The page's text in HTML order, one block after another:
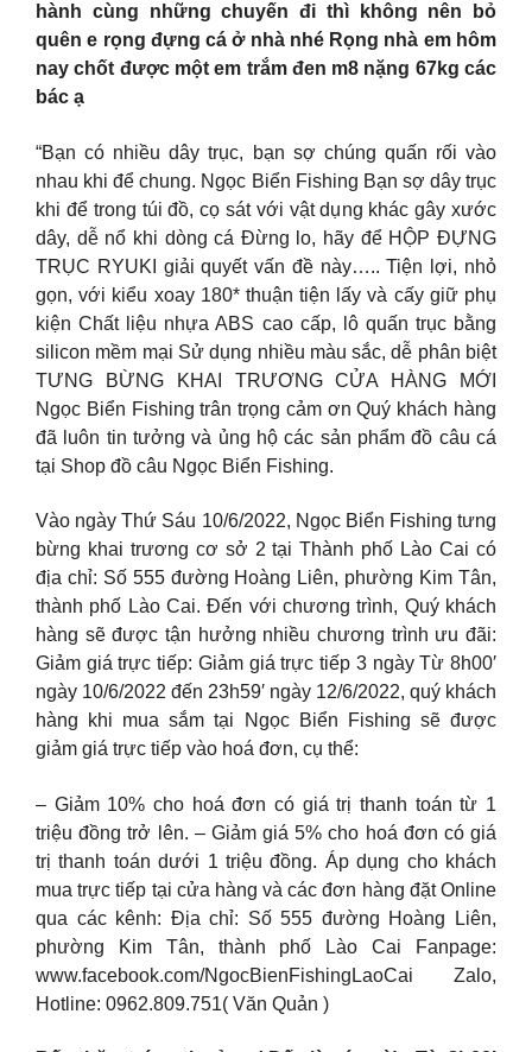
hành cùng những chuyến đi thì không nên bỏ
quên e rọng đựng cá ở nhà nhé Rọng nhà em hôm
nay chốt được một em trắm đen m8 nặng 67kg các
bác ạ
“Bạn có nhiều dây trục, bạn sợ chúng quấn rối vào
nhau khi để chung. Ngọc Biển Fishing Bạn sợ dây trục
khi để trong túi đồ, cọ sát với vật dụng khác gây xước
dây, dễ nổ khi dòng cá Đừng lo, hãy để HỘP ĐỰNG
TRỤC RYUKI giải quyết vấn đề này….. Tiện lợi, nhỏ
gọn, với kiểu xoay 180* thuận tiện lấy và cấy giữ phụ
kiện Chất liệu nhựa ABS cao cấp, lô quấn trục bằng
silicon mềm mại Sử dụng nhiều màu sắc, dễ phân biệt
TƯNG BỪNG KHAI TRƯƠNG CỬA HÀNG MỚI
Ngọc Biển Fishing trân trọng cảm ơn Quý khách hàng
đã luôn tin tưởng và ủng hộ các sản phẩm đồ câu cá
tại Shop đồ câu Ngọc Biển Fishing.
Vào ngày Thứ Sáu 10/6/2022, Ngọc Biển Fishing tưng
bừng khai trương cơ sở 2 tại Thành phố Lào Cai có
địa chỉ: Số 555 đường Hoàng Liên, phường Kim Tân,
thành phố Lào Cai. Đến với chương trình, Quý khách
hàng sẽ được tận hưởng nhiều chương trình ưu đãi:
Giảm giá trực tiếp: Giảm giá trực tiếp 3 ngày Từ 8h00′
ngày 10/6/2022 đến 23h59′ ngày 12/6/2022, quý khách
hàng khi mua sắm tại Ngọc Biển Fishing sẽ được
giảm giá trực tiếp vào hoá đơn, cụ thể:
– Giảm 10% cho hoá đơn có giá trị thanh toán từ 1
triệu đồng trở lên. – Giảm giá 5% cho hoá đơn có giá
trị thanh toán dưới 1 triệu đồng. Áp dụng cho khách
mua trực tiếp tại cửa hàng và các đơn hàng đặt Online
qua các kênh: Địa chỉ: Số 555 đường Hoàng Liên,
phường Kim Tân, thành phố Lào Cai Fanpage:
www.facebook.com/NgocBienFishingLaoCai Zalo,
Hotline: 0962.809.751( Văn Quản )